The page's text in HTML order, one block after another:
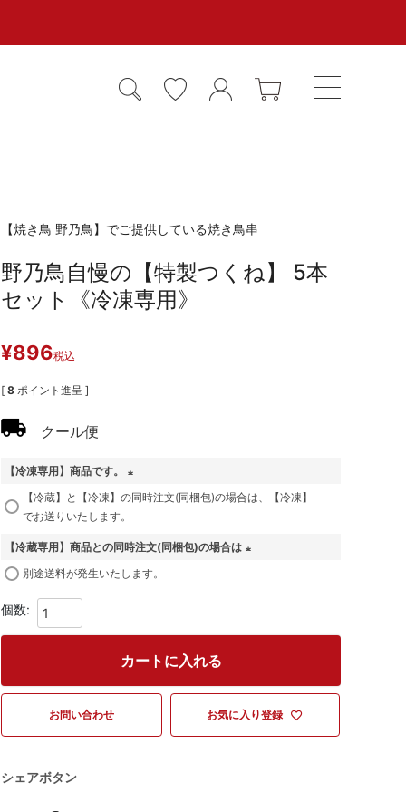
【焼き鳥 野乃鳥】でご提供している焼き鳥串
野乃鳥自慢の【特製つくね】 5本
セット《冷凍専用》
¥896税込
[ 8 ポイント進呈 ]
クール便
【冷凍専用】商品です。
(
)
【冷蔵】と【冷凍】の同時注文(同梱包)の場合は、【冷凍】
でお送りいたします。
【冷蔵専用】商品との同時注文(同梱包)の場合は
別途送料が発生いたします。
カートに入れる
お問い合わせ お気に入り登録
シェアボタン